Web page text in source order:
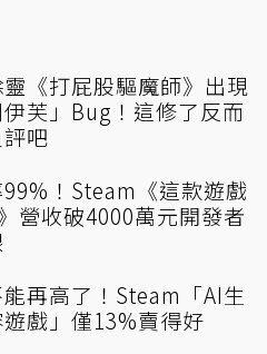
靈《打屁股驅魔師》出現
伊芙」Bug！這修了反而
吧
！Steam《這款遊戲
營收破4000萬元開發者
再高了！Steam「AI生
戲」僅13%賣得好